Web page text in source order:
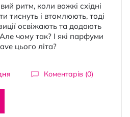
ритм, коли важкі східні
тиснуть і втомлюють, тоді
освіжають та додають
чому так? І які парфуми
цього літа?
Коментарів (0)